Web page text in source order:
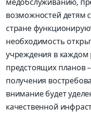
возможностей детям
стране
необходимость
учреждения в каждом
предстоящих планов
получения
внимание будет
качественной